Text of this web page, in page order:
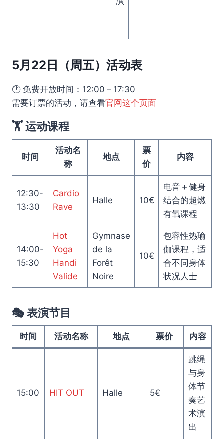
5月22日（周五）活动表
🕐 免费开放时间：12:00－17:30
需要订票的活动，请查看官网这个页面
🏋️ 运动课程
时间
活动名
称
地点
票
价
内容
12:30-
13:30
Cardio
Rave
Halle 10€
电音＋健身
结合的超燃
有氧课程
14:00-
15:30
Hot
Yoga
Handi
Valide
Gymnase
de la
Forêt
Noire
10€
包容性热瑜
伽课程，适
合不同身体
状况人士
🎭 表演节目
时间 活动名称 地点 票价 内容
15:00 HIT OUT Halle 5€
跳绳
与身
体节
奏艺
术演
出